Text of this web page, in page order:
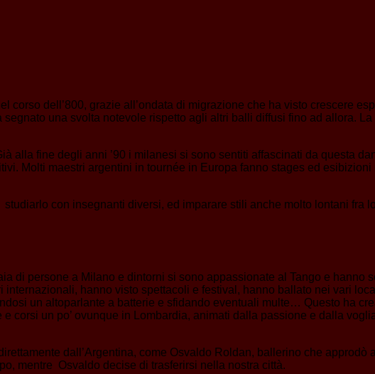
corso dell’800, grazie all’ondata di migrazione che ha visto crescere
una svolta notevole rispetto agli altri balli diffusi fino ad allora.
alla fine degli anni ’90 i milanesi si sono sentiti affascinati da questa
Molti maestri argentini in tournée in Europa fanno stages ed
con insegnanti diversi, ed imparare stili anche molto lontani fra
di persone a Milano e dintorni si sono appassionate al Tango e hanno
hanno visto spettacoli e festival, hanno ballato nei vari
un altoparlante a batterie e sfidando eventuali multe… Questo ha
corsi un po’ ovunque in Lombardia, animati dalla passione e dalla
dall’Argentina, come Osvaldo Roldan, ballerino che
mentre Osvaldo decise di trasferirsi nella nostra città.